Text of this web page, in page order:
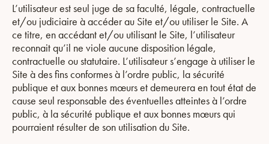
L’utilisateur est seul juge de sa faculté, légale, contractuelle
et/ou judiciaire à accéder au Site et/ou utiliser le Site. A
ce titre, en accédant et/ou utilisant le Site, l’utilisateur
reconnait qu’il ne viole aucune disposition légale,
contractuelle ou statutaire. L’utilisateur s’engage à utiliser le
Site à des fins conformes à l’ordre public, la sécurité
publique et aux bonnes mœurs et demeurera en tout état de
cause seul responsable des éventuelles atteintes à l’ordre
public, à la sécurité publique et aux bonnes mœurs qui
pourraient résulter de son utilisation du Site.